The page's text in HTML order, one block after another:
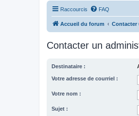
Raccourcis FAQ
Accueil du forum Contacter
Contacter un
Destinataire :
Votre adresse de courriel :
Votre nom :
Sujet :